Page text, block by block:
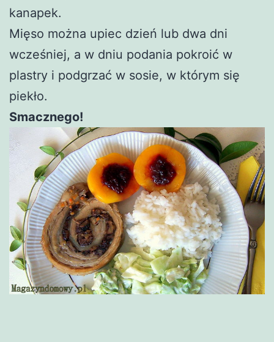
kanapek.
Mięso można upiec dzień lub dwa dni
wcześniej, a w dniu podania pokroić w
plastry i podgrzać w sosie, w którym się
piekło.
Smacznego!